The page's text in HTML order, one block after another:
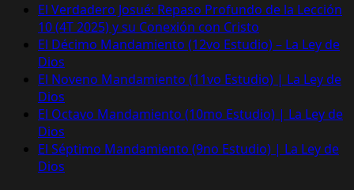
El Verdadero Josué: Repaso Profundo de la Lección
10 (4T 2025) y su Conexión con Cristo
El Décimo Mandamiento (12vo Estudio) – La Ley de
Dios
El Noveno Mandamiento (11vo Estudio) | La Ley de
Dios
El Octavo Mandamiento (10mo Estudio) | La Ley de
Dios
El Séptimo Mandamiento (9no Estudio) | La Ley de
Dios